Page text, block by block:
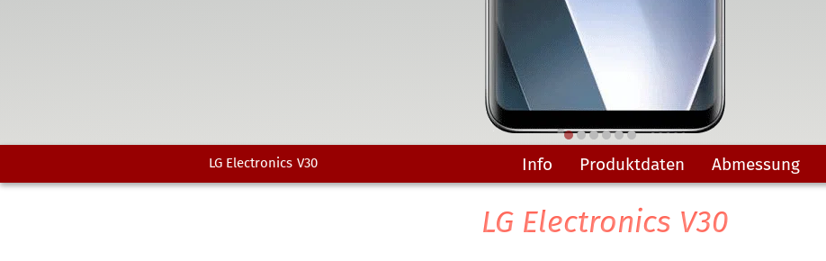
LG Electronics V30 Abmessung
Produktdaten
Info
LG Electronics V30